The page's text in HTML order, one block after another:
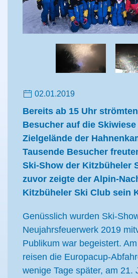
02.01.2019
Bereits ab 15 Uhr
Besucher auf die
Zielgelände der
Tausende Besucher
Ski-Show der Kitzbüheler
zuvor zeigte der Alpin-
Kitzbüheler Ski Club sein
Genüsslich wurden Ski-
Neujahrsfeuerwerk 2019
Publikum war begeistert.
reisen die Europacup-
wenige Tage später, am 21.